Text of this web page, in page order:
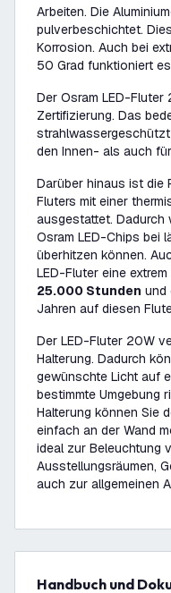
Arbeiten. Die
pulverbeschichtet.
Korrosion. Auch bei
50 Grad funktioniert
Der Osram LED-
Zertifizierung. Das
den Innen- als auch
Darüber hinaus ist die
Fluters mit einer
ausgestattet. Dadurch
Osram LED-Chips bei
überhitzen können.
LED-Fluter eine
25.000 Stunden und
Jahren auf diesen
Der LED-Fluter 20W
Halterung. Dadurch
gewünschte Licht auf
bestimmte Umgebung
Halterung können Sie
einfach an der Wand
ideal zur Beleuchtung
Ausstellungsräumen,
auch zur allgemeinen
Handbuch und